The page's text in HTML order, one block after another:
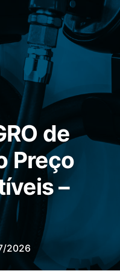
de
Preço
–
2026